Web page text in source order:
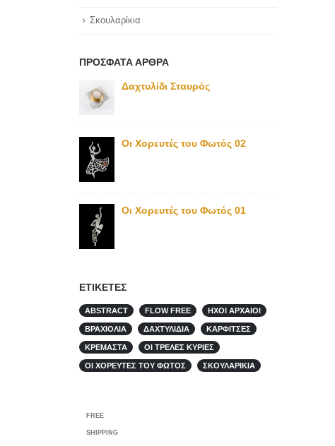
Σκουλαρίκια
ΠΡΌΣΦΑΤΑ ΆΡΘΡΑ
Δαχτυλίδι Σταυρός
Οι Χορευτές του Φωτός 02
Οι Χορευτές του Φωτός 01
ΕΤΙΚΈΤΕΣ
ABSTRACT FLOW FREE ΉΧΟΙ ΑΡΧΑΊΟΙ
ΒΡΑΧΙΌΛΙΑ ΔΑΧΤΥΛΊΔΙΑ ΚΑΡΦΊΤΣΕΣ
ΚΡΕΜΑΣΤΆ ΟΙ ΤΡΕΛΈΣ ΚΥΡΊΕΣ
ΟΙ ΧΟΡΕΥΤΈΣ ΤΟΥ ΦΩΤΌΣ ΣΚΟΥΛΑΡΊΚΙΑ
FREE
SHIPPING